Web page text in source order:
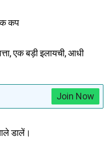
कप
एक बड़ी इलायची, आधी
Join Now
डालें।